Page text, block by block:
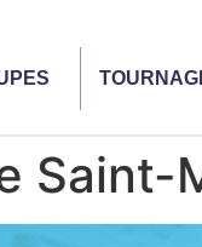
Saint-